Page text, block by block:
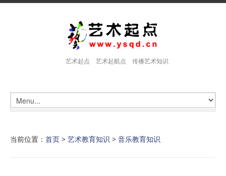
艺术起点 艺术起航点 传播艺术知识
当前位置： 首页 > 艺术教育知识 > 音乐教育知识